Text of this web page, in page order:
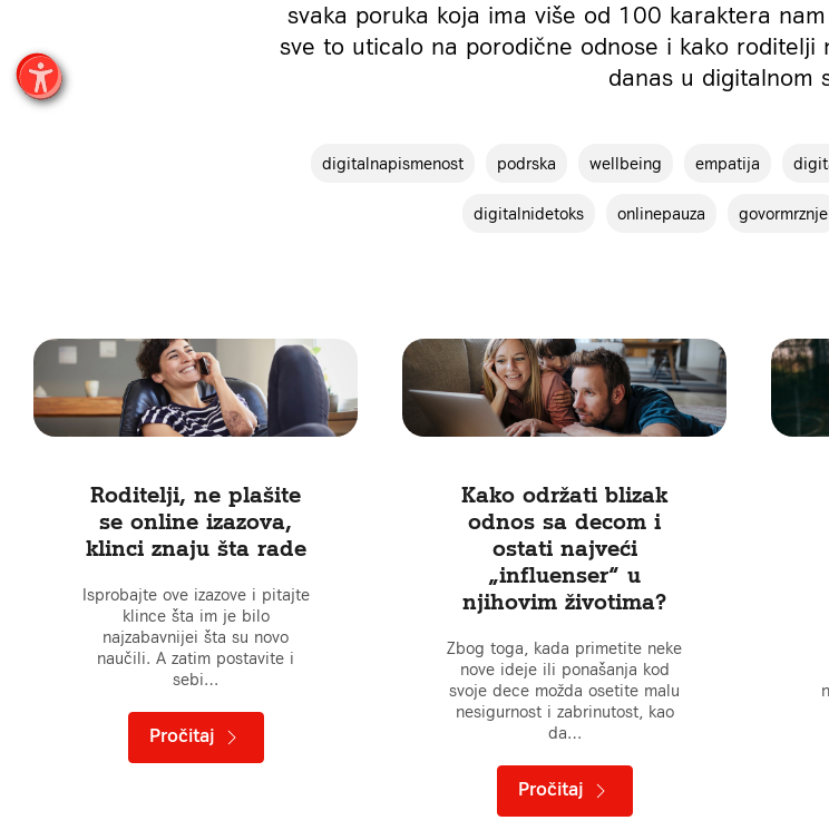
svaka poruka koja ima više od 100 karaktera
sve to uticalo na porodične odnose i kako roditelji
danas u digitalnom
digitalnapismenost podrska wellbeing empatija
digitalnidetoks onlinepauza govormrznje
Roditelji, ne plašite
se online izazova,
klinci znaju šta rade
Isprobajte ove izazove i pitajte
klince šta im je bilo
najzabavnijei šta su novo
naučili. A zatim postavite i
sebi…
Pročitaj
Kako održati blizak
odnos sa decom i
ostati najveći
„influenser“ u
njihovim životima?
Zbog toga, kada primetite neke
nove ideje ili ponašanja kod
svoje dece možda osetite malu
nesigurnost i zabrinutost, kao
da…
Pročitaj